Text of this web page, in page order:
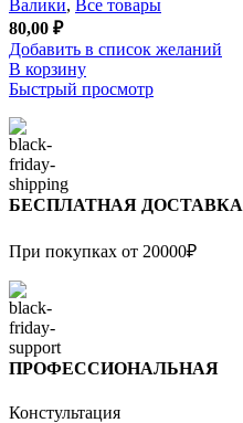
Валики, Все товары
80,00 ₽
Добавить в список желаний
В корзину
Быстрый просмотр
БЕСПЛАТНАЯ ДОСТАВКА
При покупках от 20000₽
ПРОФЕССИОНАЛЬНАЯ
Констультация